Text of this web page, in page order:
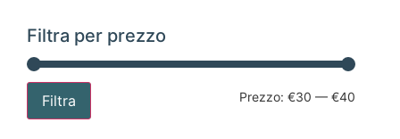
Filtra per prezzo
Filtra Prezzo: €30 — €40